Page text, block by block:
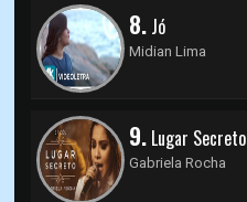
8. Jó
Midian Lima
9. Lugar Secreto
Gabriela Rocha